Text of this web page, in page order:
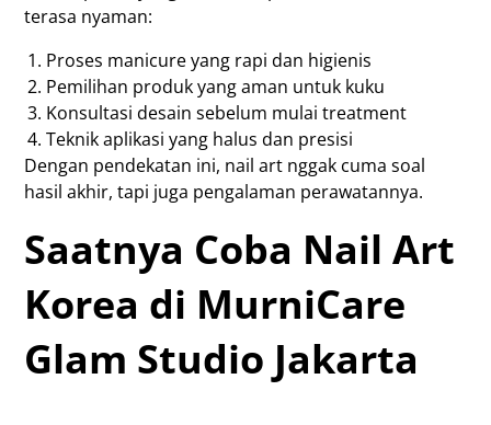
terasa nyaman:
Proses manicure yang rapi dan higienis
Pemilihan produk yang aman untuk kuku
Konsultasi desain sebelum mulai treatment
Teknik aplikasi yang halus dan presisi
Dengan pendekatan ini, nail art nggak cuma soal
hasil akhir, tapi juga pengalaman perawatannya.
Saatnya Coba Nail Art
Korea di MurniCare
Glam Studio Jakarta